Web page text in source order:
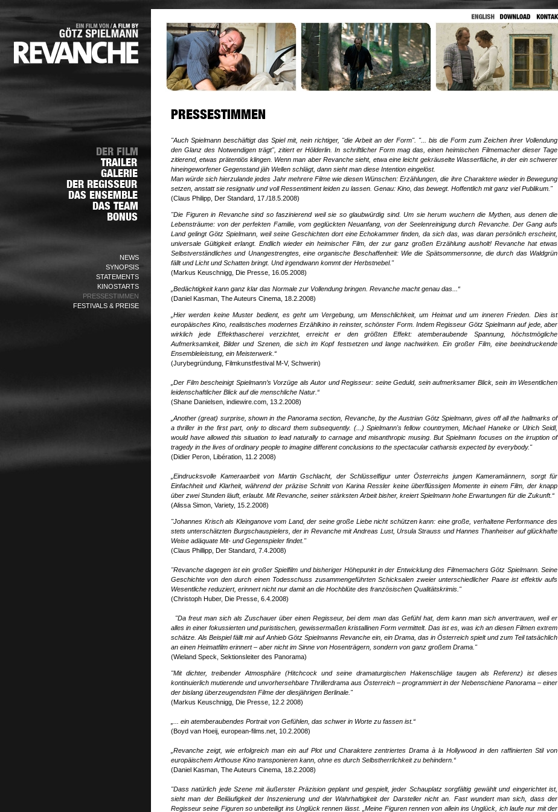
NEWS
SYNOPSIS
STATEMENTS
KINOSTARTS
PRESSESTIMMEN
FESTIVALS & PREISE
"Auch Spielmann beschäftigt das Spiel mit, nein richtiger, "die Arbeit an der Form". "... bis die Form zum Zeichen ihrer Vollendung
den Glanz des Notwendigen trägt", zitiert er Hölderlin. In schriftlicher Form mag das, einen heimischen Filmemacher dieser Tage
zitierend, etwas prätentiös klingen. Wenn man aber Revanche sieht, etwa eine leicht gekräuselte Wasserfläche, in der einschwerer
hineingeworfener Gegenstand jäh Wellen schlägt, dann sieht man diese Intention eingelöst.
Man würde sich hierzulande jedes Jahr mehrere Filme wie diesen Wünschen: Erzählungen, die ihre Charaktere wieder in Bewegung
setzen, anstatt sie resignativ und voll Ressentiment leiden zu lassen. Genau: Kino, das bewegt. Hoffentlich mit ganz viel Publikum."
(Claus Philipp, Der Standard, 17./18.5.2008)
"Die Figuren in Revanche sind so faszinierend weil sie so glaubwürdig sind. Um sie herum wuchern die Mythen, aus denen die
Lebensträume: von der perfekten Familie, vom geglückten Neuanfang, von der Seelenreinigung durch Revanche. Der Gang aufs
Land gelingt Götz Spielmann, weil seineGeschichten dort eine Echokammer finden, da sich das, was daran persönlich erscheint,
universale Gültigkeit erlangt. Endlich wieder ein heimischer Film, der zur ganz großen Erzählung ausholt! Revanche hat etwas
Selbstverständliches und Unangestrengtes, eine organische Beschaffenheit: Wie die Spätsommersonne, die durch das Waldgrün
fällt und Licht und Schatten bringt. Und irgendwann kommt der Herbstnebel."
(Markus Keuschnigg, Die Presse, 16.05.2008)
„Bedächtigkeit kann ganz klar das Normale zur Vollendung bringen. Revanche macht genau das...“
(Daniel Kasman, The Auteurs Cinema, 18.2.2008)
Hier werden keine Muster bedient, es geht um Vergebung, um Menschlichkeit, um Heimat und um inneren Frieden. Dies ist
europäisches Kino, realistisches modernes Erzählkino in reinster, schönster Form. Indem Regisseur Götz Spielmann auf jede, aber
wirklich jede Effekthascherei verzichtet, erreicht er den größten Effekt: atemberaubende Spannung, höchstmögliche
Aufmerksamkeit, Bilder und Szenen, die sich im Kopf festsetzen und lange nachwirken. Ein großer Film, eine beeindruckende
Ensembleleistung, ein Meisterwerk.“
(Jurybegründung, Filmkunstfestival M-V, Schwerin)
„Der Film bescheinigt Spielmann’s Vorzüge als Autor und Regisseur: seine Geduld, sein aufmerksamer Blick, sein im Wesentlichen
leidenschaftlicher Blick auf die menschliche Natur.“
(Shane Danielsen, indiewire.com, 13.2.2008)
„Another (great) surprise, shown in the Panorama section, Revanche, by the Austrian Götz Spielmann, gives off all the hallmarks of
a thriller in the first part, only to discard them subsequently. (...) Spielmann's fellow countrymen, Michael Haneke or Ulrich Seidl,
would have allowed this situation to lead naturally to carnage and misanthropic musing. But Spielmann focuses on the irruption of
tragedy in the lives of ordinary people to imagine different conclusions to the spectacular catharsis expected by everybody."
(Didier Peron, Libération, 11.2 2008)
„Eindrucksvolle Kameraarbeit von Martin Gschlacht, der Schlüsselfigur unter Österreichs jungen Kameramännern, sorgt für
Einfachheit und Klarheit, während der präzise Schnitt von Karina Ressler keine überflüssigen Momente in einem Film, der knapp
über zwei Stunden läuft, erlaubt. Mit Revanche, seiner stärksten Arbeit bisher, kreiert Spielmann hohe Erwartungen für die Zukunft.“
(Alissa Simon, Variety, 15.2.2008)
"Johannes Krisch als Kleinganove vom Land, der seine große Liebe nicht schützen kann: eine große, verhaltene Performance des
stets unterschätzten Burgschauspielers, der in Revanche mit Andreas Lust, Ursula Strauss und Hannes Thanheiser auf glückhafte
Weise adäquate Mit- und Gegenspieler findet."
(Claus Phillipp, Der Standard, 7.4.2008)
"Revanche dagegen ist ein großer Spielfilm und bisheriger Höhepunkt in der Entwicklung des Filmemachers Götz Spielmann. Seine
Geschichte von den durch einen Todesschuss zusammengeführten Schicksalen zweier unterschiedlicher Paare ist effektiv aufs
Wesentliche reduziert, erinnert nicht nur damit an die Hochblüte des französischen Qualitätskrimis."
(Christoph Huber, Die Presse, 6.4.2008)
"Da freut man sich als Zuschauer über einen Regisseur, bei dem man das Gefühl hat, dem kann man sich anvertrauen, weil er
alles in einer fokussierten und puristischen, gewissermaßen kristallinen Form vermittelt. Das ist es, was ich an diesen Filmen extrem
schätze. Als Beispiel fällt mir auf Anhieb Götz Spielmanns Revanche ein, ein Drama, das in Österreich spielt und zum Teil tatsächlich
an einen Heimatfilm erinnert – aber nicht im Sinne von Hosenträgern, sondern von ganz großem Drama."
(Wieland Speck, Sektionsleiter des Panorama)
"Mit dichter, treibender Atmosphäre (Hitchcock und seine dramaturgischen Hakenschläge taugen als Referenz) ist dieses
kontinuierlich mutierende und unvorhersehbare Thrillerdrama aus Österreich – programmiert in der Nebenschiene Panorama – einer
der bislang überzeugendsten Filme der diesjährigen Berlinale."
(Markus Keuschnigg, Die Presse, 12.2 2008)
„... ein atemberaubendes Portrait von Gefühlen, das schwer in Worte zu fassen ist.“
(Boyd van Hoeij, european-films.net, 10.2.2008)
„Revanche zeigt, wie erfolgreich man ein auf Plot und Charaktere zentriertes Drama à la Hollywood in den raffinierten Stil von
europäischem Arthouse Kino transponieren kann, ohne es durch Selbstherrlichkeit zu behindern.“
(Daniel Kasman, The Auteurs Cinema, 18.2.2008)
"Dass natürlich jede Szene mit äußerster Präzision geplant und gespielt, jeder Schauplatz sorgfältig gewählt und eingerichtet ist,
sieht man der Beiläufigkeit der Inszenierung und der Wahrhaftigkeit der Darsteller nicht an. Fast wundert man sich, dass der
Regisseur seine Figuren so unbeteiligt ins Unglück rennen lässt. „Meine Figuren rennen von allein ins Unglück, ich laufe nur mit der